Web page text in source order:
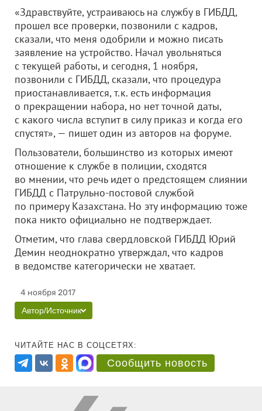
«Здравствуйте, устраиваюсь на службу в ГИБДД,
прошел все проверки, позвонили с кадров,
сказали, что меня одобрили и можно писать
заявление на устройство. Начал увольняться
с текущей работы, и сегодня, 1 ноября,
позвонили с ГИБДД, сказали, что процедура
приостанавливается, т.к. есть информация
о прекращении набора, но нет точной даты,
с какого числа вступит в силу приказ и когда его
спустят», — пишет один из авторов на форуме.
Пользователи, большинство из которых имеют
отношение к службе в полиции, сходятся
во мнении, что речь идет о предстоящем слиянии
ГИБДД с Патрульно-постовой службой
по примеру Казахстана. Но эту информацию тоже
пока никто официально не подтверждает.
Отметим, что глава свердловской ГИБДД Юрий
Демин неоднократно утверждал, что кадров
в ведомстве категорически не хватает.
4 ноября 2017
Автор/Источник
ЧИТАЙТЕ НАС В СОЦСЕТЯХ:
Сообщить новость